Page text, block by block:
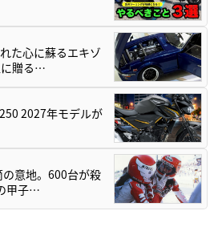
た心に蘇るエキゾ
に贈る…
2027年モデルが
意地。600台が殺
甲子…